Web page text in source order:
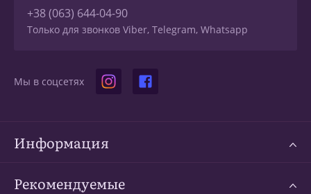
+38 (063) 644-04-90
Только для звонков Viber, Telegram, Whatsapp
Мы в соцсетях
Информация
Рекомендуемые